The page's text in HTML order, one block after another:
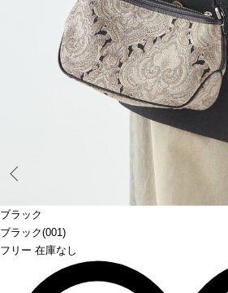
ブラック
ブラック(001)
フリー 在庫なし